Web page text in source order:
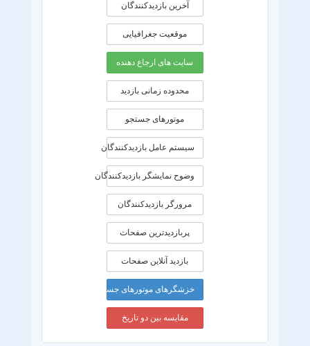
آخرین بازدیدکنندگان
موقعيت جغرافيايی
سایت های ارجاع دهنده
محدوده زمانی بازديد
موتورهای جستجو
سیستم عامل بازدیدکنندگان
وضوح نمایشگر بازدیدکنندگان
مرورگر بازدیدکنندگان
پربازدیدترین صفحات
بازدید آنلاین صفحات
خزشگرهای موتورهای جستجو
مقایسه بین دو تاریخ